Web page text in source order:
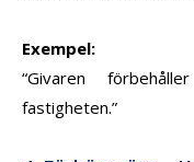
Exempel:
“Givaren
fastigheten.”